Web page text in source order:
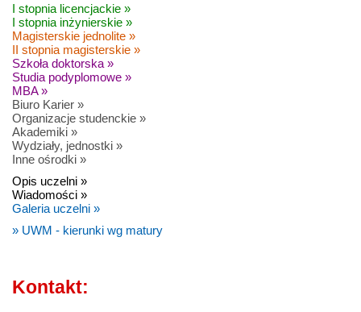
I stopnia licencjackie »
I stopnia inżynierskie »
Magisterskie jednolite »
II stopnia magisterskie »
Szkoła doktorska »
Studia podyplomowe »
MBA »
Biuro Karier »
Organizacje studenckie »
Akademiki »
Wydziały, jednostki »
Inne ośrodki »
Opis uczelni »
Wiadomości »
Galeria uczelni »
» UWM - kierunki wg matury
Kontakt: